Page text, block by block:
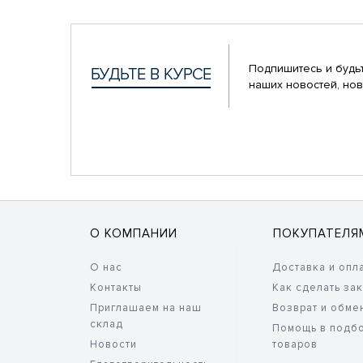
Подпишитесь и
наших новостей,
О КОМПАНИИ
О нас
Контакты
Приглашаем на наш
склад
Новости
Доставка и
Как сделать
Возврат и
Помощь в
товаров